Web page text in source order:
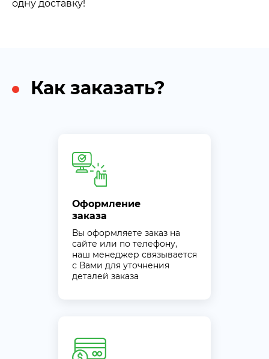
одну доставку!
Как заказать?
Оформление
заказа
Вы оформляете заказ на
сайте или по телефону,
наш менеджер связывается
с Вами для уточнения
деталей заказа